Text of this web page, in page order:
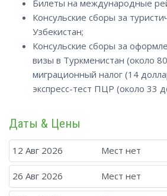
Билеты на международные
Консульские сборы за
Узбекистан;
Консульские сборы за
визы в Туркменистан (около
миграционный налог (14
экспресс-тест ПЦР (около 33
Даты & Цены
12 Авг 2026 Мест нет
26 Авг 2026 Мест нет